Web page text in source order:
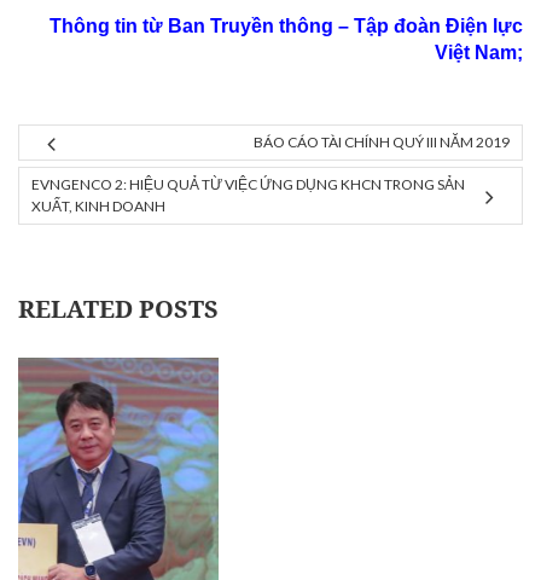
Thông tin từ Ban Truyền thông – Tập đoàn Điện lực
Việt Nam;
BÁO CÁO TÀI CHÍNH QUÝ III NĂM 2019
EVNGENCO 2: HIỆU QUẢ TỪ VIỆC ỨNG DỤNG KHCN TRONG SẢN
XUẤT, KINH DOANH
RELATED POSTS